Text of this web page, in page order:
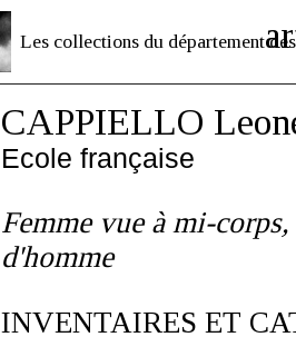
Les collections du département des
CAPPIELLO
Ecole française
Femme vue à mi-
d'homme
INVENTAIRES ET